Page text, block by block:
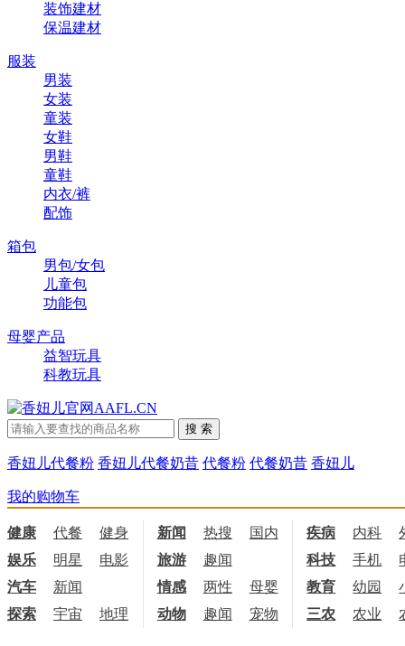
装饰建材
保温建材
服装
男装
女装
童装
女鞋
男鞋
童鞋
内衣/裤
配饰
箱包
男包/女包
儿童包
功能包
母婴产品
益智玩具
科教玩具
香妞儿代餐粉 香妞儿代餐奶昔 代餐粉 代餐奶昔 香妞儿
我的购物车
健康 代餐 健身 饮食
新闻 热搜 国内 国际
疾病 内科
娱乐
明星 电影 电视
旅游 趣闻 科技 手机
汽车
新闻 情感 两性 母婴 职场
教育 幼园
探索
宇宙 地理 天文
动物 趣闻 宠物 三农 农业